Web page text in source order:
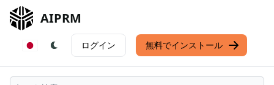
AIPRM
ログイン 無料でインストール